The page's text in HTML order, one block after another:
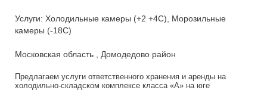
Услуги: Холодильные камеры (+2 +4С), Морозильные
камеры (-18С)
Московская область , Домодедово район
Предлагаем услуги ответственного хранения и аренды на
холодильно-складском комплексе класса «А» на юге